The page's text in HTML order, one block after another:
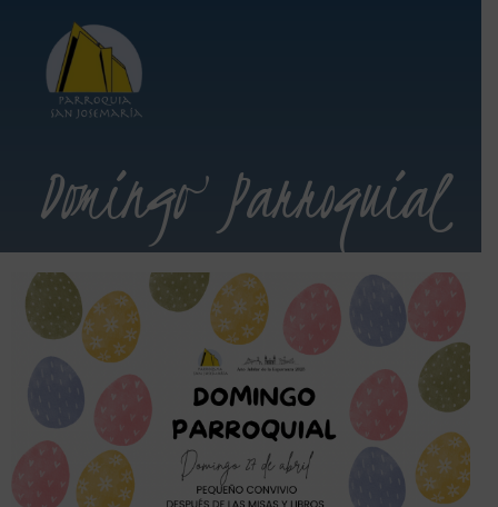
Domingo Parroquial